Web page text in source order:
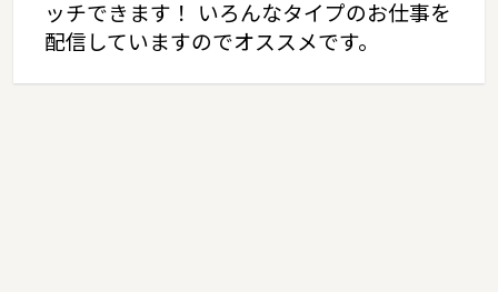
ッチできます！ いろんなタイプのお仕事を
配信していますのでオススメです。